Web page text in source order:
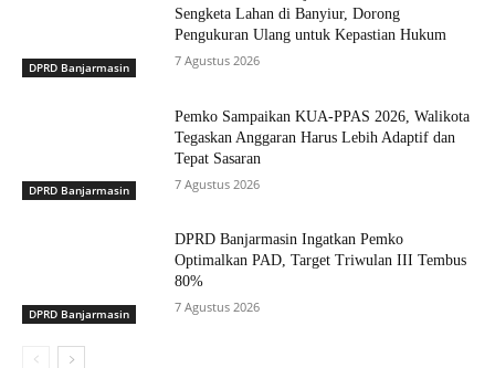
DPRD Banjarmasin
Sengketa Lahan di Banyiur, Dorong
Pengukuran Ulang untuk Kepastian Hukum
7 Agustus 2026
DPRD Banjarmasin
Pemko Sampaikan KUA-PPAS 2026, Walikota
Tegaskan Anggaran Harus Lebih Adaptif dan
Tepat Sasaran
7 Agustus 2026
DPRD Banjarmasin
DPRD Banjarmasin Ingatkan Pemko
Optimalkan PAD, Target Triwulan III Tembus
80%
7 Agustus 2026